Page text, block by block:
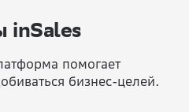
inSales
помогает
бизнес-целей.